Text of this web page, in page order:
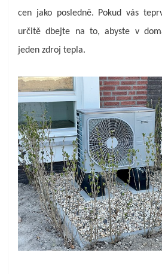
cen jako posledně. Pokud vás
určitě dbejte na to, abyste v
jeden zdroj tepla.